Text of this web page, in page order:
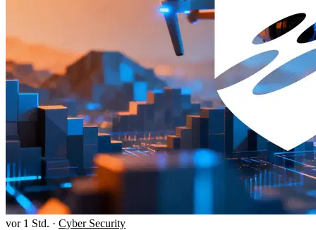
vor 1 Std. · Cyber Security